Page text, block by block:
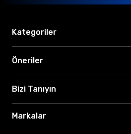
Kategoriler
Öneriler
Bizi Tanıyın
Markalar